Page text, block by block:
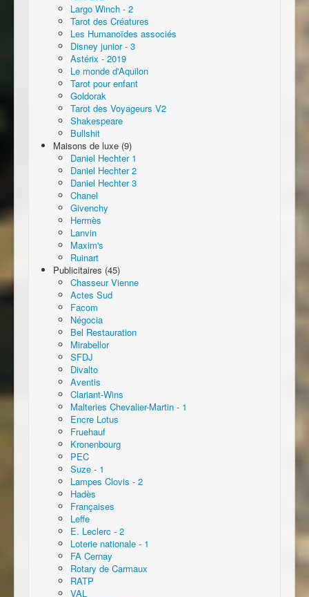
Largo Winch - 2
Tarot des Créatures
Les Humanoïdes associés
Disney junior - 3
Astérix - 2019
Le monde d'Aquilon
Tarot pour enfant
Goldorak
Tarot des Voyageurs V2
Shakespeare
Bullshit
Maisons de luxe (9)
Daniel Hechter 1
Daniel Hechter 2
Daniel Hechter 3
Chanel
Givenchy
Hermès
Lanvin
Maxim's
Ruinart
Publicitaires (45)
Chasseur Vienne
Actes Sud
Facom
Négocia
Bel Restauration
Mirabellor
SFDJ
Divalto
Aventis
Clariant-Wins
Malteries Chevalier-Martin - 1
Encre Lotus
Fruehauf
Kronenbourg
PEC
Suze - 1
Lampes Clovis - 2
Hadès
Françaises
Leffe
E. Leclerc - 2
Loterie nationale - 1
FA Cernay
Rotary de Carmaux
RATP
VAL